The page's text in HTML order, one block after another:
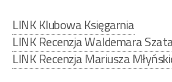
LINK Klubowa Księgarnia
LINK Recenzja Waldemara
LINK Recenzja Mariusza